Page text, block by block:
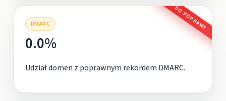
DMARC DO POPRAWY
0.0%
Udział domen z poprawnym rekordem DMARC.